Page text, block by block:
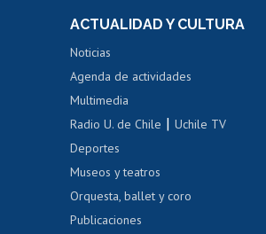
Portal de movilidad interna
Certificado de renta
Certificado de renta
Gestión de correo uchile
Acoso laboral, sexual y
ACTUALIDAD Y CULTURA
Noticias
Agenda de actividades
Multimedia
Radio U. de Chile |Uchile TV
Deportes
Museos y teatros
Orquesta, ballet y coro
Publicaciones